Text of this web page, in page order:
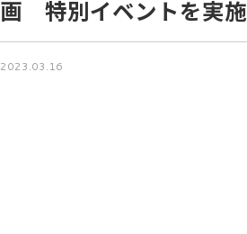
画 特別イベントを実施
2023.03.16